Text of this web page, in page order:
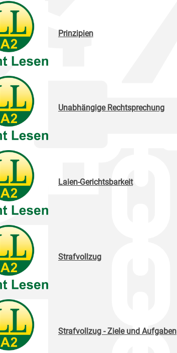
Prinzipien
Unabhängige Rechtsprechung
Laien-Gerichtsbarkeit
Strafvollzug
Strafvollzug - Ziele und Aufgaben